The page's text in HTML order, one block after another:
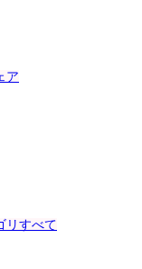
ア
リすべて